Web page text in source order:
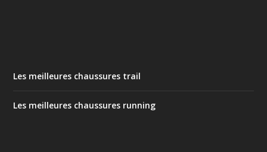
Les meilleures chaussures trail
Les meilleures chaussures running